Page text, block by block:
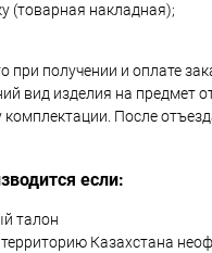
(товарная накладная);
получении и оплате
вид изделия на предмет
После
если:
талон
Казахстана